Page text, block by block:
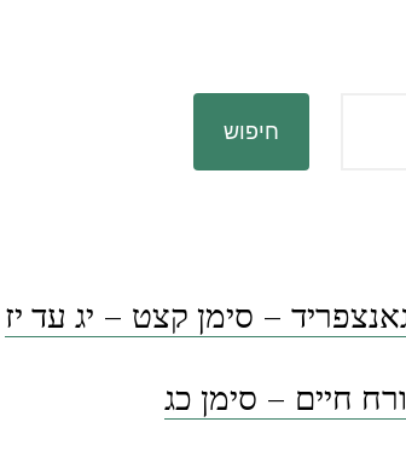
חיפוש
– סימן קצט – יג עד יז
חיים – סימן כג